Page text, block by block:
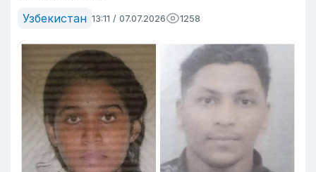
Узбекистан 13:11 / 07.07.2026 1258